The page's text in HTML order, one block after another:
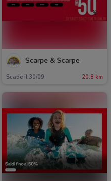
Scarpe & Scarpe
Scade il 30/09 20.8 km